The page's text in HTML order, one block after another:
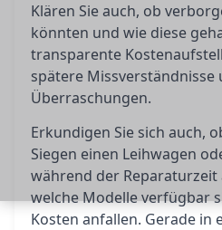
Klären Sie auch, ob
könnten und wie diese
transparente
spätere
Überraschungen.
Erkundigen Sie sich auch,
Siegen einen Leihwagen
während der Reparaturzeit
welche Modelle verfügbar
Kosten anfallen. Gerade in